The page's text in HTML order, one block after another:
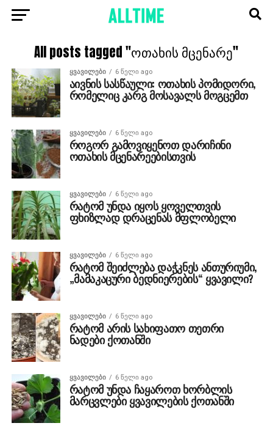
All posts tagged "ოთახის მცენარე"
ᲧᲕᲐᲕᲘᲚᲔᲑᲘ 6 წელი ago
აივნის სასწაული: ოთახის პომიდორი,
რომელიც კარგ მოსავალს მოგცემთ
ᲧᲕᲐᲕᲘᲚᲔᲑᲘ 6 წელი ago
როგორ გამოვიყენოთ დარიჩინი
ოთახის მცენარეებისთვის
ᲧᲕᲐᲕᲘᲚᲔᲑᲘ 6 წელი ago
რატომ უნდა იყოს ყოველთვის
ფხიზლად დრაცენას მფლობელი
ᲧᲕᲐᲕᲘᲚᲔᲑᲘ 6 წელი ago
რატომ შეიძლება დაჭკნეს ანთურიუმი,
„მამაკაცური ბედნიერების“ ყვავილი?
ᲧᲕᲐᲕᲘᲚᲔᲑᲘ 6 წელი ago
რატომ არის სახიფათო თეთრი
ნადები ქოთანში
ᲧᲕᲐᲕᲘᲚᲔᲑᲘ 6 წელი ago
რატომ უნდა ჩაყაროთ ხორბლის
მარცვლები ყვავილების ქოთანში